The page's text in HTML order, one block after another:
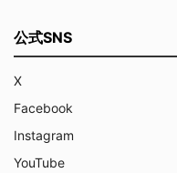
公式SNS
X
Facebook
Instagram
YouTube